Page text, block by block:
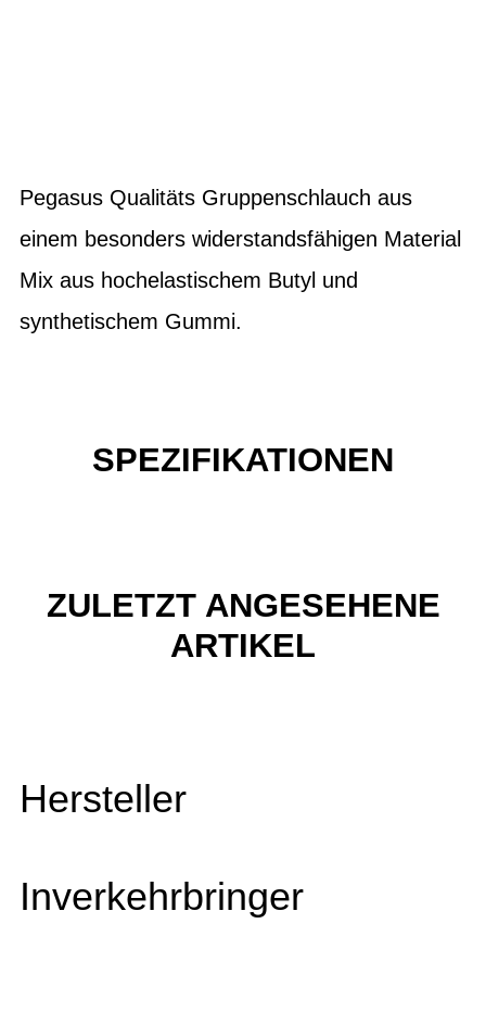
Pegasus Qualitäts Gruppenschlauch aus
einem besonders widerstandsfähigen Material
Mix aus hochelastischem Butyl und
synthetischem Gummi.
SPEZIFIKATIONEN
ZULETZT ANGESEHENE
ARTIKEL
Hersteller
Inverkehrbringer